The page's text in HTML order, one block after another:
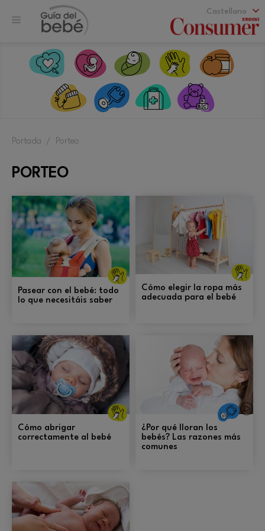
contenido
Menú
Castellano
Portada / Porteo
PORTEO
generales y
prevención.
Pasear con el bebé: todo
lo que necesitáis saber
Cómo elegir la ropa más
adecuada para el bebé
prevención.
Cómo abrigar
correctamente al bebé
¿Por qué lloran los
bebés? Las razones más
comunes